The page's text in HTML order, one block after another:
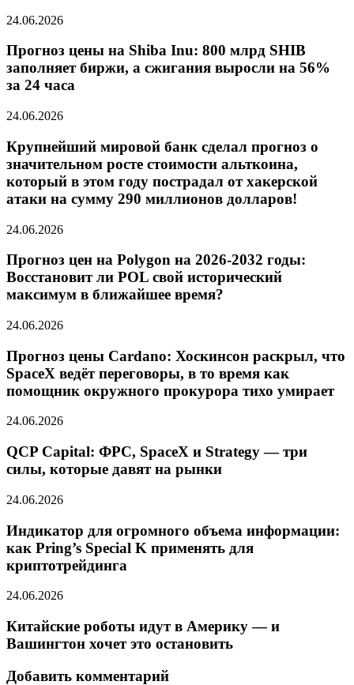
24.06.2026
Прогноз цены на Shiba Inu: 800 млрд SHIB
заполняет биржи, а сжигания выросли на 56%
за 24 часа
24.06.2026
Крупнейший мировой банк сделал прогноз о
значительном росте стоимости альткоина,
который в этом году пострадал от хакерской
атаки на сумму 290 миллионов долларов!
24.06.2026
Прогноз цен на Polygon на 2026-2032 годы:
Восстановит ли POL свой исторический
максимум в ближайшее время?
24.06.2026
Прогноз цены Cardano: Хоскинсон раскрыл, что
SpaceX ведёт переговоры, в то время как
помощник окружного прокурора тихо умирает
24.06.2026
QCP Capital: ФРС, SpaceX и Strategy — три
силы, которые давят на рынки
24.06.2026
Индикатор для огромного объема информации:
как Pring’s Special K применять для
криптотрейдинга
24.06.2026
Китайские роботы идут в Америку — и
Вашингтон хочет это остановить
Добавить комментарий